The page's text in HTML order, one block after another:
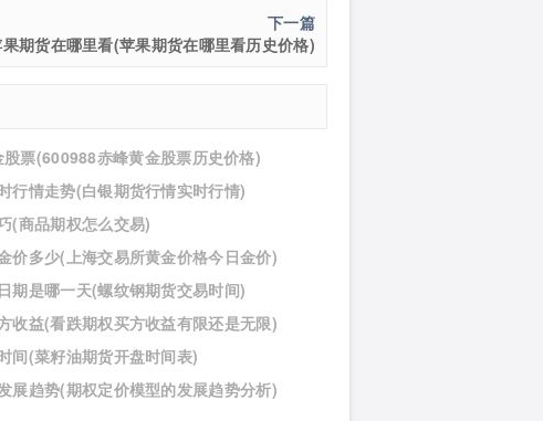
下一篇
期货在哪里看(苹果期货在哪里看历史价格)
票(600988赤峰黄金股票历史价格)
行情走势(白银期货行情实时行情)
(商品期权怎么交易)
价多少(上海交易所黄金价格今日金价)
期是哪一天(螺纹钢期货交易时间)
收益(看跌期权买方收益有限还是无限)
间(菜籽油期货开盘时间表)
展趋势(期权定价模型的发展趋势分析)